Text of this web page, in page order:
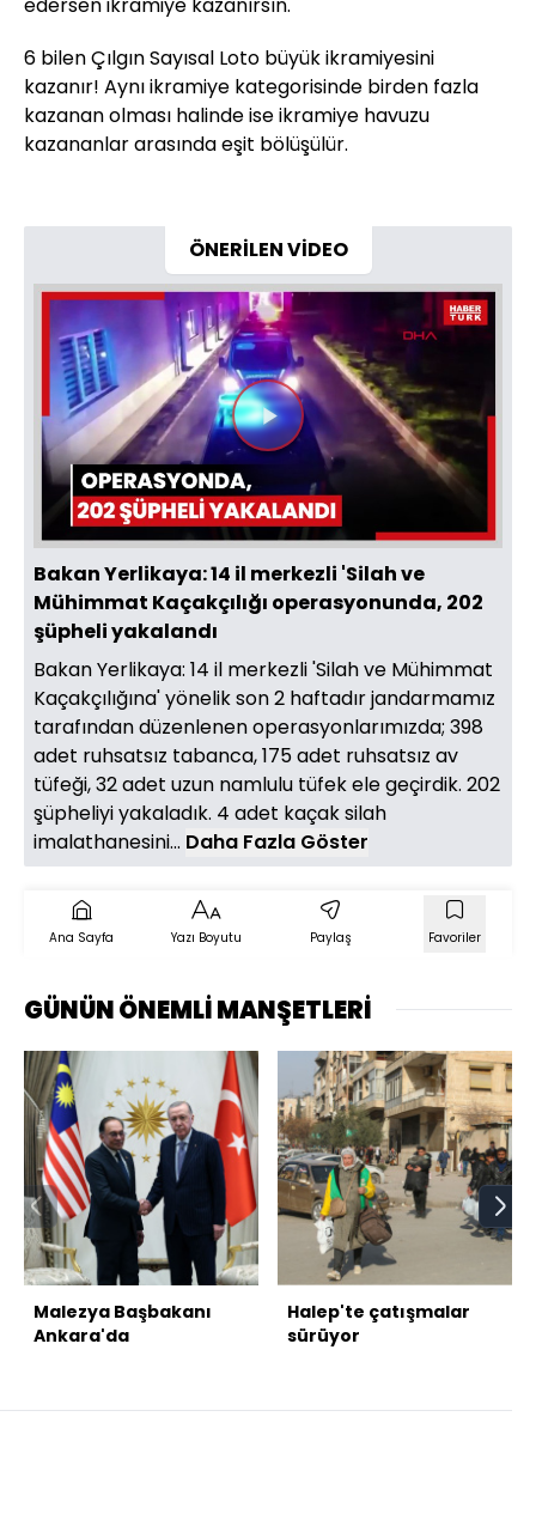
edersen ikramiye kazanırsın.
6 bilen Çılgın Sayısal Loto büyük ikramiyesini
kazanır! Aynı ikramiye kategorisinde birden fazla
kazanan olması halinde ise ikramiye havuzu
kazananlar arasında eşit bölüşülür.
ÖNERİLEN VİDEO
Videoyu
Oynat
Bakan Yerlikaya: 14 il merkezli 'Silah ve
Mühimmat Kaçakçılığı operasyonunda, 202
şüpheli yakalandı
Bakan Yerlikaya: 14 il merkezli 'Silah ve Mühimmat
Kaçakçılığına' yönelik son 2 haftadır jandarmamız
tarafından düzenlenen operasyonlarımızda; 398
adet ruhsatsız tabanca, 175 adet ruhsatsız av
tüfeği, 32 adet uzun namlulu tüfek ele geçirdik. 202
şüpheliyi yakaladık. 4 adet kaçak silah
imalathanesini... Daha Fazla Göster
Ana Sayfa Yazı Boyutu Paylaş Favoriler
GÜNÜN ÖNEMLİ MANŞETLERİ
Malezya Başbakanı
Ankara'da
Halep'te çatışmalar
sürüyor